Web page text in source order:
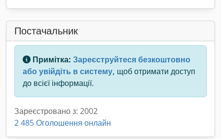
Постачальник
Примітка: Зареєструйтеся безкоштовно
або увійдіть в систему, щоб отримати доступ
до всієї інформації.
Зареєстровано з: 2002
2 485 Оголошення онлайн